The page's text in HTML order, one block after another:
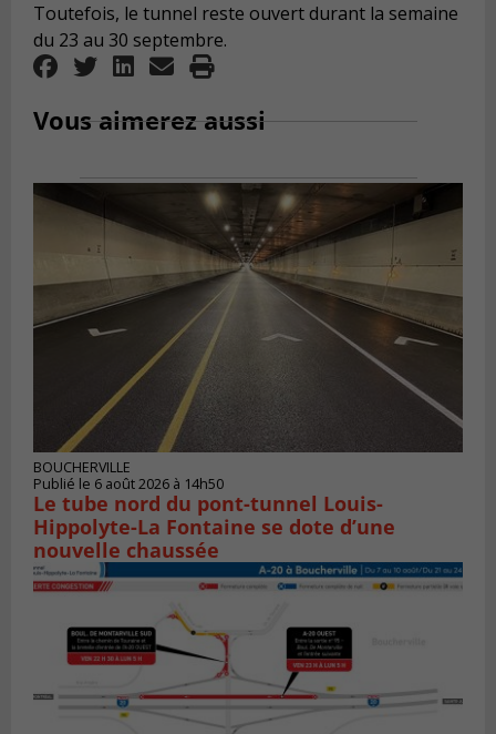
Toutefois, le tunnel reste ouvert durant la semaine
du 23 au 30 septembre.
Vous aimerez aussi
BOUCHERVILLE
Publié le 6 août 2026 à 14h50
Le tube nord du pont-tunnel Louis-
Hippolyte-La Fontaine se dote d’une
nouvelle chaussée